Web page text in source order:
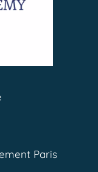
Paris